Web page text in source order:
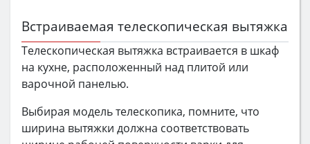
Встраиваемая телескопическая вытяжка
Телескопическая вытяжка встраивается в шкаф
на кухне, расположенный над плитой или
варочной панелью.
Выбирая модель телескопика, помните, что
ширина вытяжки должна соответствовать